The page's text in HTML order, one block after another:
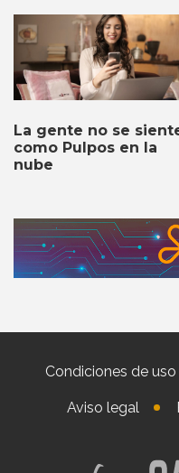
La gente no se
como Pulpos en la
nube
Condiciones de uso
Aviso legal